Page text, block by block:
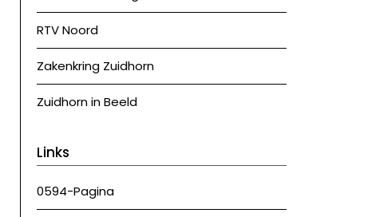
RTV Noord
Zakenkring Zuidhorn
Zuidhorn in Beeld
Links
0594-Pagina